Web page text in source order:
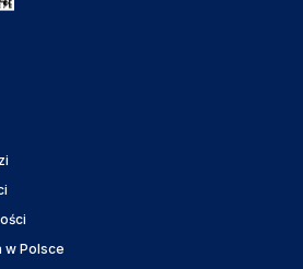
w Polsce